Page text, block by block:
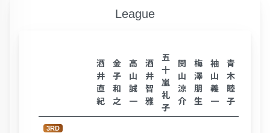
League
酒
井
直
紀
金
子
和
之
高
山
誠
一
酒
井
智
雅
五
十
嵐
礼
子
関
山
涼
介
梅
澤
朋
生
袖
山
義
一
青
木
睦
子
3RD